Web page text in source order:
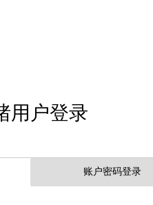
用户登录
账户密码登录